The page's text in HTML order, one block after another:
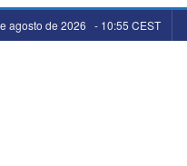
agosto de 2026 - 10:55 CEST